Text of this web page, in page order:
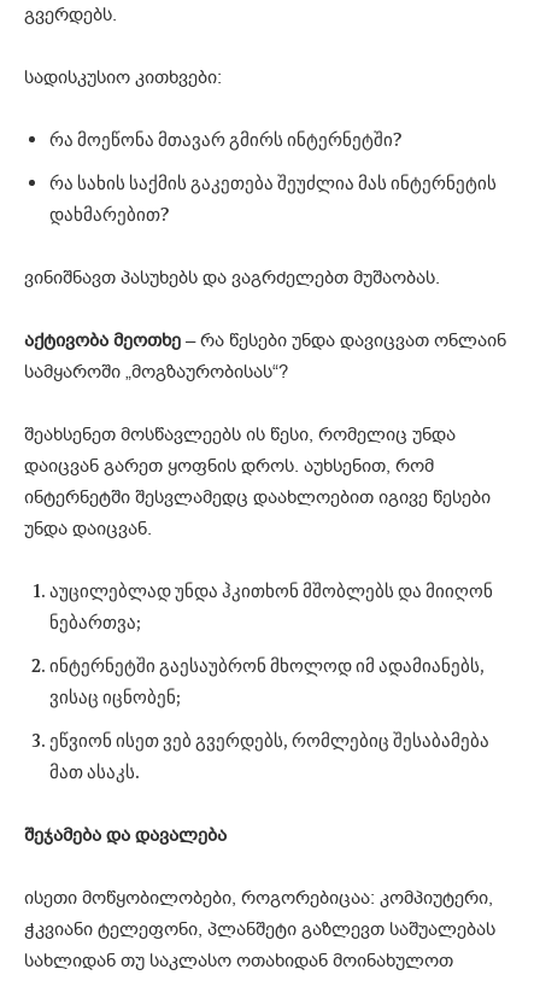
გვერდებს.
სადისკუსიო კითხვები:
რა მოეწონა მთავარ გმირს ინტერნეტში?
რა სახის საქმის გაკეთება შეუძლია მას ინტერნეტის
დახმარებით?
ვინიშნავთ პასუხებს და ვაგრძელებთ მუშაობას.
აქტივობა მეოთხე – რა წესები უნდა დავიცვათ ონლაინ
სამყაროში „მოგზაურობისას“?
შეახსენეთ მოსწავლეებს ის წესი, რომელიც უნდა
დაიცვან გარეთ ყოფნის დროს. აუხსენით, რომ
ინტერნეტში შესვლამედც დაახლოებით იგივე წესები
უნდა დაიცვან.
აუცილებლად უნდა ჰკითხონ მშობლებს და მიიღონ
ნებართვა;
ინტერნეტში გაესაუბრონ მხოლოდ იმ ადამიანებს,
ვისაც იცნობენ;
ეწვიონ ისეთ ვებ გვერდებს, რომლებიც შესაბამება
მათ ასაკს.
შეჯამება და დავალება
ისეთი მოწყობილობები, როგორებიცაა: კომპიუტერი,
ჭკვიანი ტელეფონი, პლანშეტი გაზლევთ საშუალებას
სახლიდან თუ საკლასო ოთახიდან მოინახულოთ